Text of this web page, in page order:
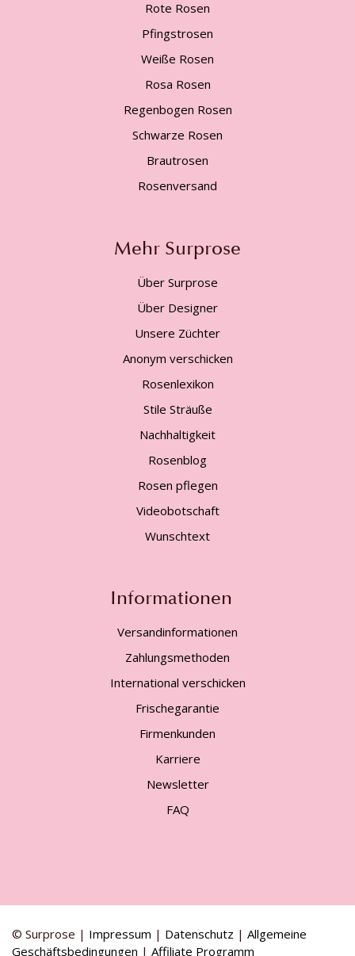
Rote Rosen
Pfingstrosen
Weiße Rosen
Rosa Rosen
Regenbogen Rosen
Schwarze Rosen
Brautrosen
Rosenversand
Mehr Surprose
Über Surprose
Über Designer
Unsere Züchter
Anonym verschicken
Rosenlexikon
Stile Sträuße
Nachhaltigkeit
Rosenblog
Rosen pflegen
Videobotschaft
Wunschtext
Informationen
Versandinformationen
Zahlungsmethoden
International verschicken
Frischegarantie
Firmenkunden
Karriere
Newsletter
FAQ
© Surprose | Impressum | Datenschutz | Allgemeine
Geschäftsbedingungen | Affiliate Programm